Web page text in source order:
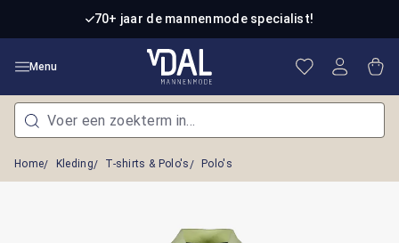
Ga naar de hoofdinhoud70+ jaar de mannenmode specialist!
Menu Je hebt 0
Home Kleding T-shirts & Polo's Polo's